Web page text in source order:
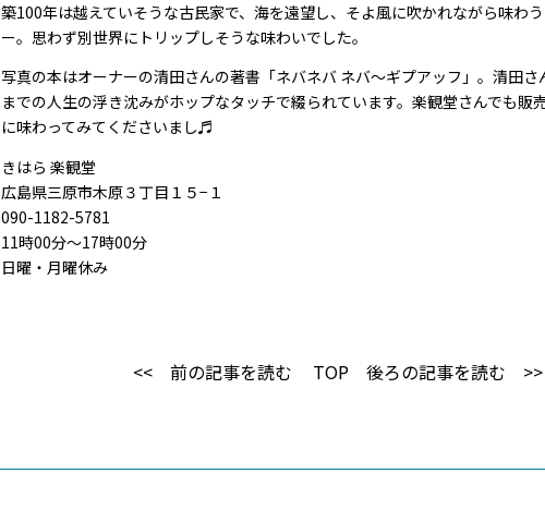
築100年は越えていそうな古民家で、海を遠望し、そよ風に吹かれながら味わ
ー。思わず別世界にトリップしそうな味わいでした。
写真の本はオーナーの清田さんの著書「ネバネバ ネバ〜ギプアッフ」。清田さ
までの人生の浮き沈みがホップなタッチで綴られています。楽観堂さんでも販
に味わってみてくださいまし♬
きはら 楽観堂
広島県三原市木原３丁目１５−１
090-1182-5781
11時00分～17時00分
日曜・月曜休み
TOP
前の記事を読む 後ろの記事を読む